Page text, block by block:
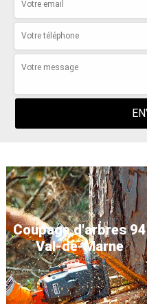
Coupage d'arbres 94
Val-de-Marne